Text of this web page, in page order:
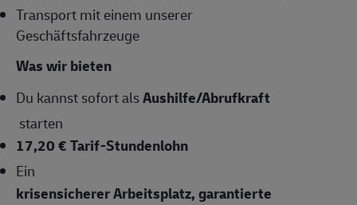
Transport mit einem unserer
Geschäftsfahrzeuge
Was wir bieten
Du kannst sofort alsAushilfe/Abrufkraft
starten
17,20 € Tarif-Stundenlohn
Ein
krisensicherer Arbeitsplatz, garantierte